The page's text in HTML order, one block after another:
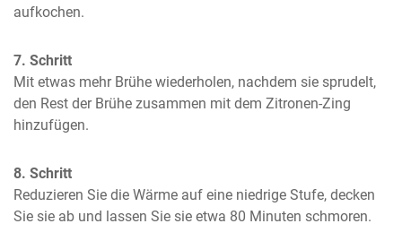
aufkochen.
7. Schritt
Mit etwas mehr Brühe wiederholen, nachdem sie sprudelt,
den Rest der Brühe zusammen mit dem Zitronen-Zing
hinzufügen.
8. Schritt
Reduzieren Sie die Wärme auf eine niedrige Stufe, decken
Sie sie ab und lassen Sie sie etwa 80 Minuten schmoren.